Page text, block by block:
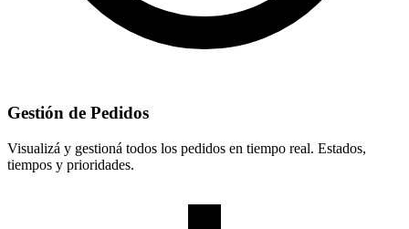
Gestión de Pedidos
Visualizá y gestioná todos los pedidos en tiempo real. Estados,
tiempos y prioridades.